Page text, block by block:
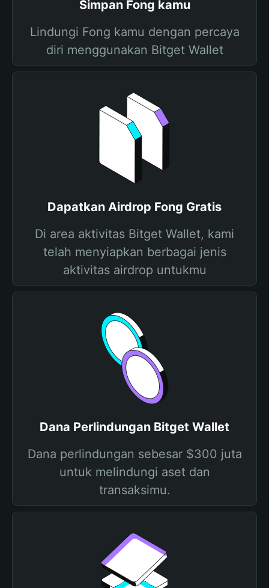
Simpan Fong kamu
Lindungi Fong kamu dengan percaya
diri menggunakan Bitget Wallet
Dapatkan Airdrop Fong Gratis
Di area aktivitas Bitget Wallet, kami
telah menyiapkan berbagai jenis
aktivitas airdrop untukmu
Dana Perlindungan Bitget Wallet
Dana perlindungan sebesar $300 juta
untuk melindungi aset dan
transaksimu.